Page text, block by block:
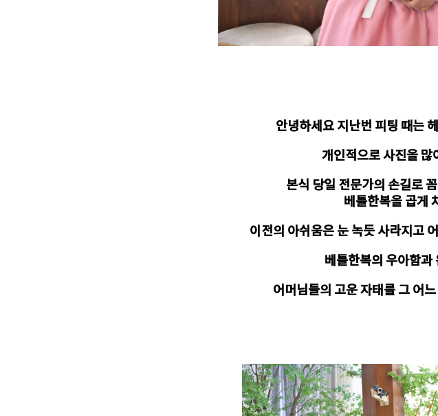
안녕하세요 지난번 피팅 때는
개인적으로 사진을 많
본식 당일 전문가의 손길로
베틀한복을 곱게
이전의 아쉬움은 눈 녹듯 사라지고
베틀한복의 우아함과
어머님들의 고운 자태를 그 어